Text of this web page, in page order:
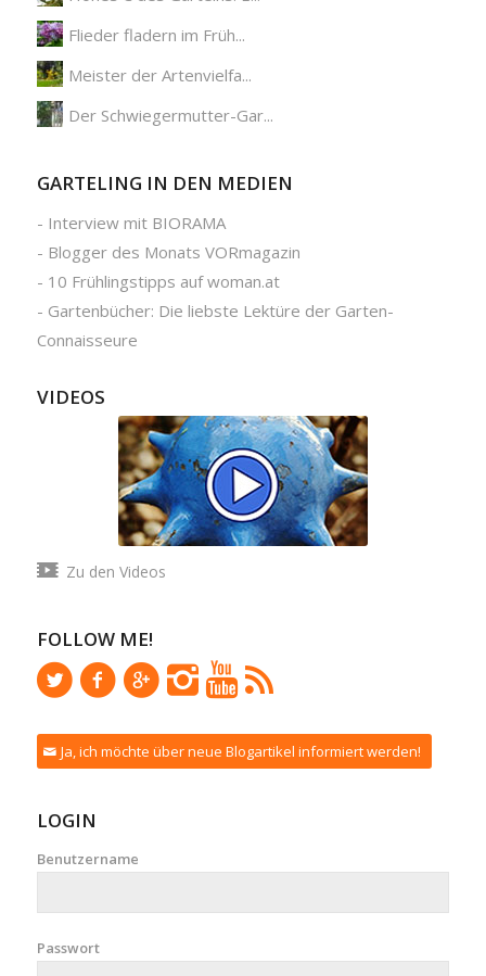
Flieder fladern im Früh...
Meister der Artenvielfa...
Der Schwiegermutter-Gar...
GARTELING IN DEN MEDIEN
- Interview mit BIORAMA
- Blogger des Monats VORmagazin
- 10 Frühlingstipps auf woman.at
- Gartenbücher: Die liebste Lektüre der Garten-
Connaisseure
VIDEOS
Zu den Videos
FOLLOW ME!
Ja, ich möchte über neue Blogartikel informiert werden!
LOGIN
Benutzername
Passwort